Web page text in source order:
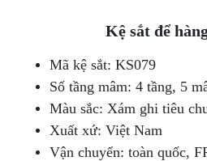
Kệ sắt để
Mã kệ sắt: KS079
Số tầng mâm: 4 tầng, 5
Màu sắc: Xám ghi tiêu
Xuất xứ: Việt Nam
Vận chuyển: toàn quốc,